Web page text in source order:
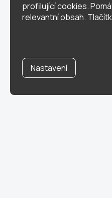
profilující cookies.
relevantní obsah.
Nastavení